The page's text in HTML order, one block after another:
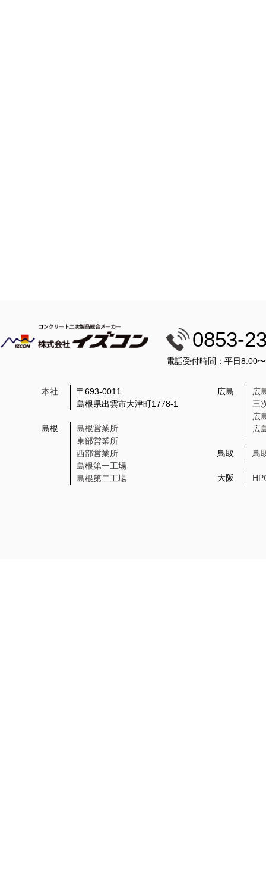
0853-
電話受付時間：平日8:00
本社
〒693-0011
島根県出雲市大津町1778-1
島根
島根営業所
東部営業所
西部営業所
島根第一工場
島根第二工場
広島
広
三
広
広
鳥取 鳥
大阪